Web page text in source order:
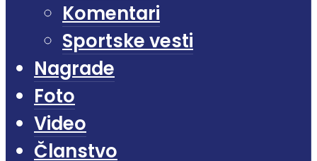
Komentari
Sportske vesti
Nagrade
Foto
Video
Članstvo